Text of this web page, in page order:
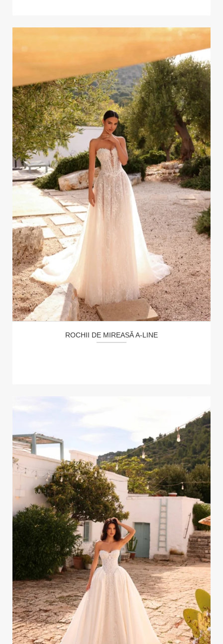
ROCHII DE MIREASĂ A-LINE